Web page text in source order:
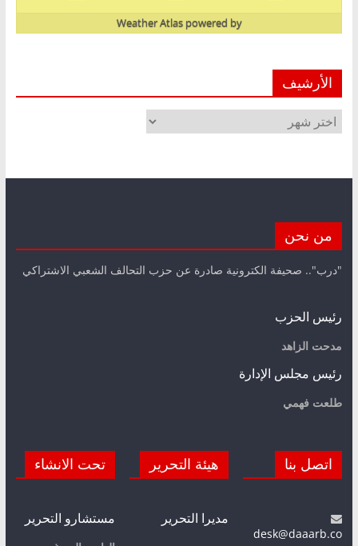
powered by
Weather Atlas
الأرشيف
الأرشيف
من نحن
"درب".. صحيفة الكترونية صادرة عن حزب التحالف الشعبي الاشتراكي
رئيس الحزب
مدحت الزاهد
رئيس مجلس الإدارة
طلعت فهمي
اتصل بنا
desk@daaarb.co
هيئة التحرير
مديرا التحرير
تحت الانشاء
مستشارو التحرير